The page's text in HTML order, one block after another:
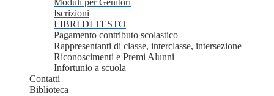
Moduli per Genitori
Iscrizioni
LIBRI DI TESTO
Pagamento contributo scolastico
Rappresentanti di classe, interclasse, intersezione
Riconoscimenti e Premi Alunni
Infortunio a scuola
Contatti
Biblioteca